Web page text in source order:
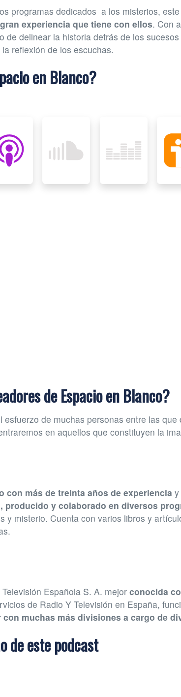
programas dedicados a los misterios,
experiencia que tiene con ellos. Con
de delinear la historia detrás de los
reflexión de los escuchas.
en Blanco?
de Espacio en Blanco?
esfuerzo de muchas personas entre las
en aquellos que constituyen la
con más de treinta años de experiencia
producido y colaborado en diversos
y misterio. Cuenta con varios libros y
Española S. A. mejor conocida
de Radio Y Televisión en España,
muchas más divisiones a cargo de
de este podcast